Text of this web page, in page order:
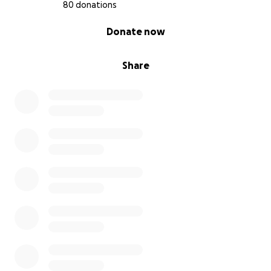
80 donations
Share
Donate now
d'offrir un espace pour des retraites, des ateliers et